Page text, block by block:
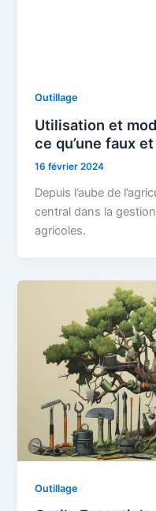
Outillage
Utilisation et
ce qu’une faux
16 février 2024
Depuis l’aube de
central dans la
agricoles.
Outillage